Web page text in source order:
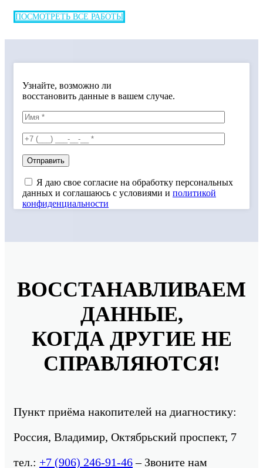
ПОСМОТРЕТЬ ВСЕ РАБОТЫ
Узнайте, возможно ли
восстановить данные в вашем случае.
Я даю свое согласие на обработку персональных
данных и соглашаюсь с условиями и политикой
конфиденциальности
ВОССТАНАВЛИВАЕМ
ДАННЫЕ,
КОГДА ДРУГИЕ НЕ
СПРАВЛЯЮТСЯ!
Пункт приёма накопителей на диагностику:
Россия, Владимир, Октябрьский проспект, 7
тел.: +7 (906) 246-91-46– Звоните нам